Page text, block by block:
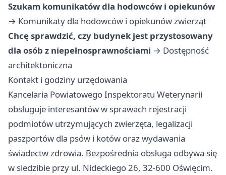
Szukam komunikatów dla hodowców i opiekunów
→ Komunikaty dla hodowców i opiekunów zwierząt
Chcę sprawdzić, czy budynek jest przystosowany
dla osób z niepełnosprawnościami → Dostępność
architektoniczna
Kontakt i godziny urzędowania
Kancelaria Powiatowego Inspektoratu Weterynarii
obsługuje interesantów w sprawach rejestracji
podmiotów utrzymujących zwierzęta, legalizacji
paszportów dla psów i kotów oraz wydawania
świadectw zdrowia. Bezpośrednia obsługa odbywa się
w siedzibie przy ul. Nideckiego 26, 32-600 Oświęcim.